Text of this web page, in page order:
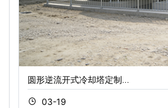
圆形逆流开式冷却塔定制…
03-19